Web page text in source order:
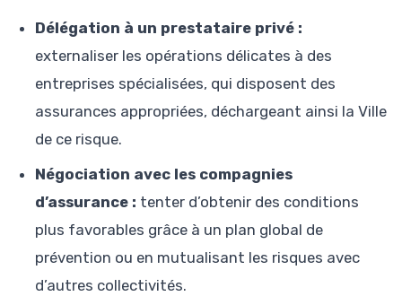
Délégation à un prestataire privé :
externaliser les opérations délicates à des
entreprises spécialisées, qui disposent des
assurances appropriées, déchargeant ainsi la Ville
de ce risque.
Négociation avec les compagnies
d’assurance : tenter d’obtenir des conditions
plus favorables grâce à un plan global de
prévention ou en mutualisant les risques avec
d’autres collectivités.